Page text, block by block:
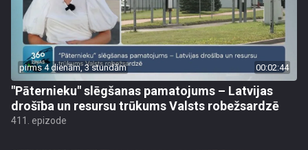
pirms 4 dienām, 3 stundām 00:02:44
"Pāternieku" slēgšanas pamatojums – Latvijas
drošība un resursu trūkums Valsts robežsardzē
411. epizode